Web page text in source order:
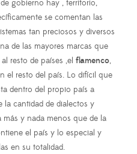
gobierno hay , territorio,
se comentan las
tan preciosos y diversos
de las mayores marcas que
resto de países ,el flamenco,
el resto del país. Lo difícil que
dentro del propio país a
la cantidad de dialectos y
y nada menos que de la
el país y lo especial y
en su totalidad.